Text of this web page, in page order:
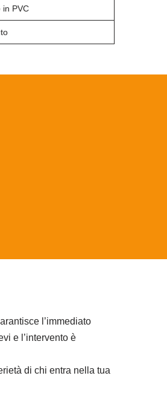
in PVC
l’immediato
e l’intervento è
di chi entra nella tua